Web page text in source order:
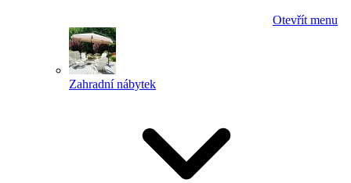
Otevřít menu
Zahradní nábytek